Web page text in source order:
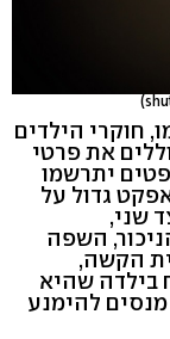
חוקרי הילדים
את פרטי
יתרשמו
גדול על
שני,
השפה
הקשה,
בילדה שהיא
להימנע